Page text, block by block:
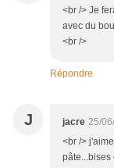
<br /> Je
avec du
<br />
Répondre
J jacre 25/
<br />
pâte...bises